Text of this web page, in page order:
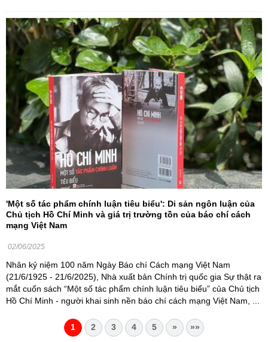
'Một số tác phẩm chính luận tiêu biểu': Di sản ngôn luận của
Chủ tịch Hồ Chí Minh và giá trị trường tồn của báo chí cách
mạng Việt Nam
02/06/2025
Nhân kỷ niệm 100 năm Ngày Báo chí Cách mạng Việt Nam
(21/6/1925 - 21/6/2025), Nhà xuất bản Chính trị quốc gia Sự thật ra
mắt cuốn sách “Một số tác phẩm chính luận tiêu biểu” của Chủ tịch
Hồ Chí Minh - người khai sinh nền báo chí cách mạng Việt Nam, ...
1 2 3 4 5 » »»